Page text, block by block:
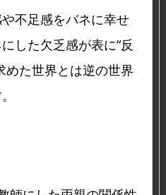
不足感をバネに幸せ
した欠乏感が表に“反
めた世界とは逆の世界